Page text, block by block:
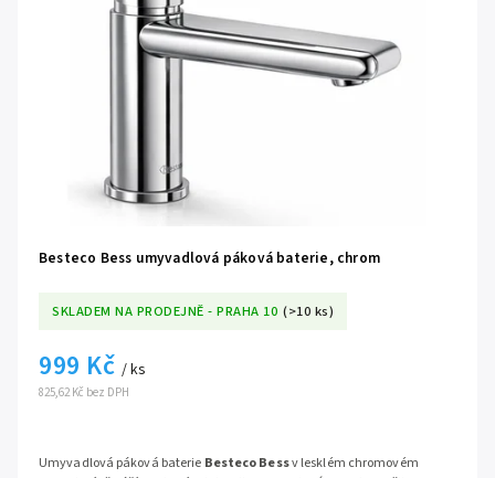
Besteco Bess umyvadlová páková baterie, chrom
SKLADEM NA PRODEJNĚ - PRAHA 10 (>10 ks)
825,62 Kč bez DPH
999 Kč / ks
Umyvadlová páková baterie Besteco Bessv lesklém chromovém